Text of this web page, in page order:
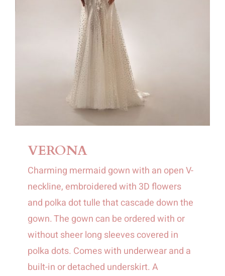
VERONA
Charming mermaid gown with an open V-
neckline, embroidered with 3D flowers
and polka dot tulle that cascade down the
gown. The gown can be ordered with or
without sheer long sleeves covered in
polka dots. Comes with underwear and a
built-in or detached underskirt. A